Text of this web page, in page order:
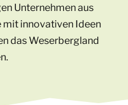
Unternehmen aus
mit innovativen Ideen
das Weserbergland